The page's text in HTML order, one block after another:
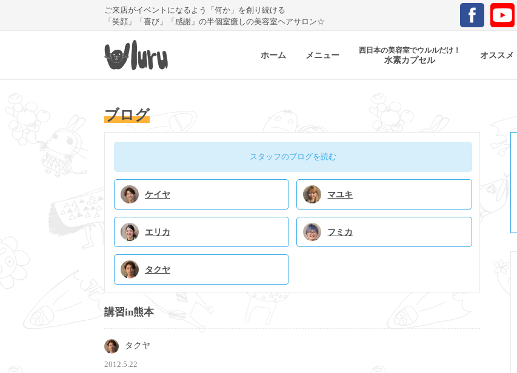
ご来店がイベントになるよう「何か」を創り続ける
「笑顔」「喜び」「感謝」の半個室癒しの美容室ヘアサロン☆
ホーム メニュー 西日本の美容室でウルルだけ！
水素カプセル オススメ
ブログ
スタッフのブログを読む
ケイヤ マユキ
エリカ フミカ
タクヤ
講習in熊本
タクヤ
2012.5.22